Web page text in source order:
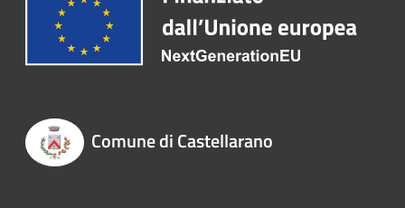
Comune di Castellarano